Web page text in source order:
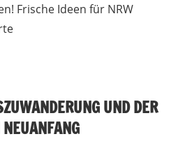
Frische Ideen für NRW
UND DER